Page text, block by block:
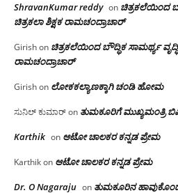
ShravanKumar reddy on ಚಿತ್ರಕಲೆಯಿಂದ
ಚಿತ್ರಕಲಾ ಶಿಕ್ಷಕ ರಾಮಚಂದ್ರಾಚಾರ್
Girishon ಚಿತ್ರಕಲೆಯಿಂದ ಬೌದ್ಧಿಕ ಸಾಮರ್ಥ್ಯ
ರಾಮಚಂದ್ರಾಚಾರ್
Girishon ಲೋಕಕಲ್ಯಾಣಕ್ಕಾಗಿ ಚಂಡಿ ಹೋಮ
ಸುನಿಲ್ ಕುಮಾರ್on ತುಮಕೂರಿಗೆ ಮುಖ್ಯಮಂತ್ರಿ
Karthik on ಆಟೋ ಚಾಲಕರ ಕನ್ನಡ ಪ್ರೇಮ
Karthikon ಆಟೋ ಚಾಲಕರ ಕನ್ನಡ ಪ್ರೇಮ
Dr. O Nagaraju on ತುಮಕೂರಿನ ಹಾವುಕೊಂಡ